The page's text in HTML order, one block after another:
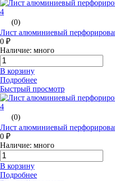
(0)
Лист алюминиевый
0 ₽
Наличие: много
В корзину
Подробнее
Быстрый просмотр
(0)
Лист алюминиевый
0 ₽
Наличие: много
В корзину
Подробнее